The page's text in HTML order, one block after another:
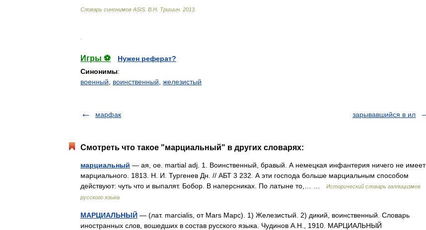
Словарь синонимов ASIS В Н Тришин 2013
Игры ⚽
Нужен реферат?
Синонимы:
военный
воинственный железистый
марфак зарывавшийся в ил
Смотреть что такое "марциальный" в других словарях:
марциальный — ая, ое. martial adj. 1. Воинственный, бравый. А немецкая инфантерия ничего не имеет
марциального. 1813. Н. И. Тургенев Дн. // АБТ 3 232. А эти господа больше марциальным способом
действуют: чуть что и выпалят. Бобор. В наперсниках. По латыне то,… …
Исторический словарь галлицизмов
русского языка
МАРЦИАЛЬНЫЙ — (лат. marcialis, от Mars Марс). 1) Железистый. 2) дикий, воинственный. Словарь
иностранных слов, вошедших в состав русского языка. Чудинов А.Н., 1910. МАРЦИАЛЬНЫЙ